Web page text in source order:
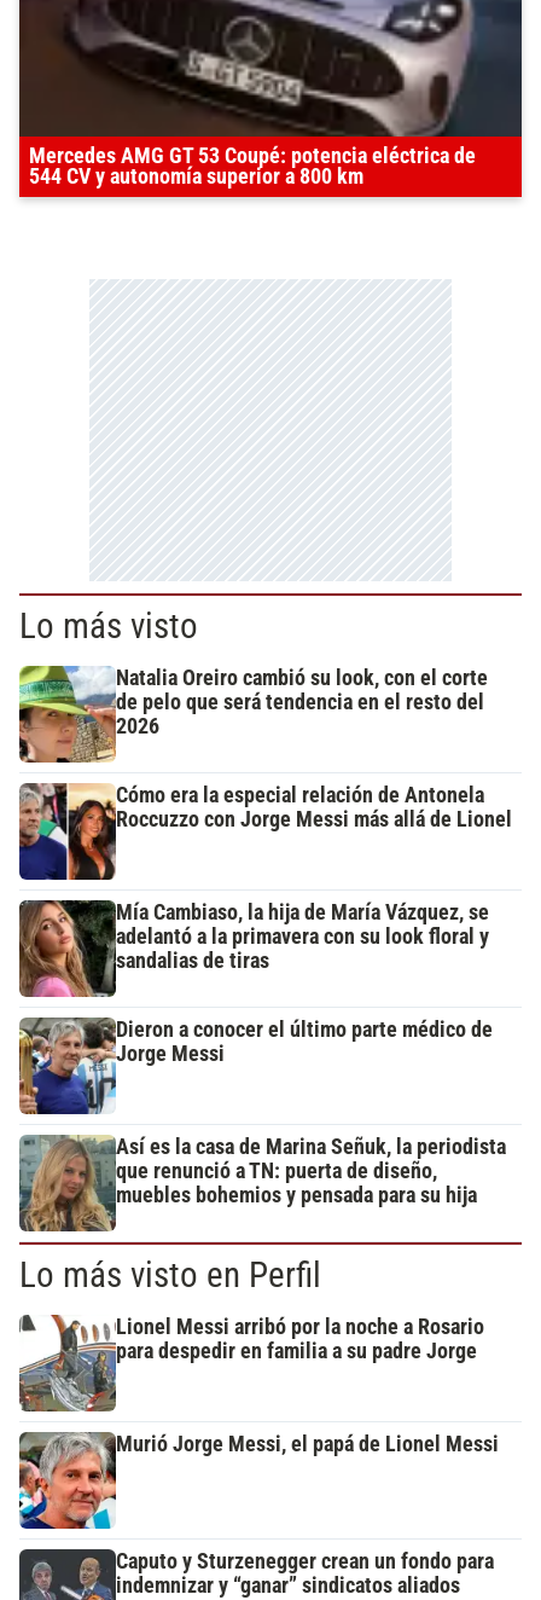
Mercedes AMG GT 53 Coupé: potencia eléctrica de
544 CV y autonomía superior a 800 km
Lo más visto
Natalia Oreiro cambió su look, con el corte
de pelo que será tendencia en el resto del
2026
Cómo era la especial relación de Antonela
Roccuzzo con Jorge Messi más allá de Lionel
Mía Cambiaso, la hija de María Vázquez, se
adelantó a la primavera con su look floral y
sandalias de tiras
Dieron a conocer el último parte médico de
Jorge Messi
Así es la casa de Marina Señuk, la periodista
que renunció a TN: puerta de diseño,
muebles bohemios y pensada para su hija
Lo más visto en Perfil
Lionel Messi arribó por la noche a Rosario
para despedir en familia a su padre Jorge
Murió Jorge Messi, el papá de Lionel Messi
Caputo y Sturzenegger crean un fondo para
indemnizar y “ganar” sindicatos aliados